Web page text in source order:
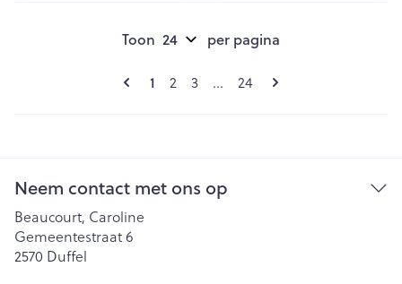
Pagina's
U lees momenteel pagina
1 Pagina
2 Pagina
3 ... Pagina
24
Toon per pagina
Neem contact met ons op
Beaucourt, Caroline
Gemeentestraat 6
2570 Duffel